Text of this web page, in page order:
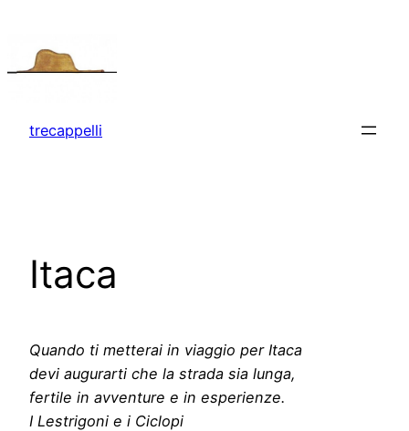
contenuto
trecappelli
Itaca
Quando ti metterai in viaggio per Itaca
devi augurarti che la strada sia lunga,
fertile in avventure e in esperienze.
I Lestrigoni e i Ciclopi